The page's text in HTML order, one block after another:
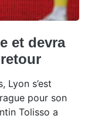
et devra
Lyon s’est
pour son
Tolisso a